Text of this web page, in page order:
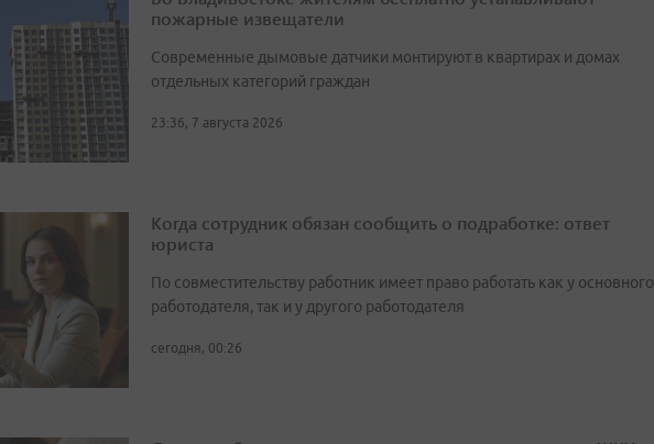
пожарные извещатели
Современные дымовые датчики монтируют в квартирах и домах
отдельных категорий граждан
23:36, 7 августа 2026
Когда сотрудник обязан сообщить о подработке: ответ
юриста
По совместительству работник имеет право работать как у основного
работодателя, так и у другого работодателя
сегодня, 00:26